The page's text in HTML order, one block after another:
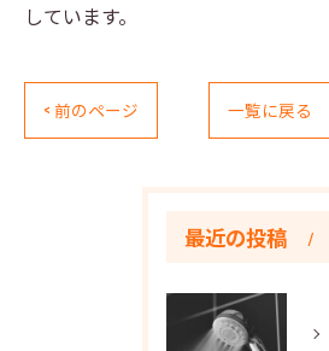
しています。
< 前のページ 一覧に戻る
最近の投稿